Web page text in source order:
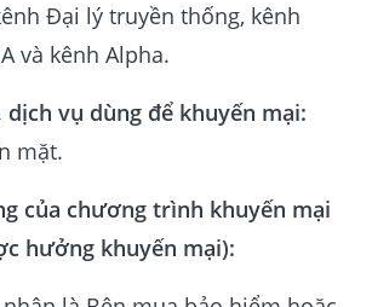
Đại lý truyền thống, kênh
và kênh Alpha.
vụ dùng để khuyến mại:
mặt.
của chương trình khuyến mại
hưởng khuyến mại):